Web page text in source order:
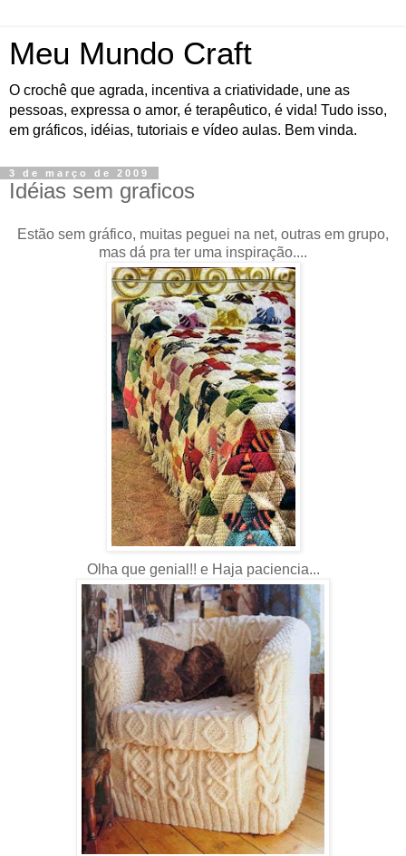
Meu Mundo Craft
O crochê que agrada, incentiva a criatividade, une as
pessoas, expressa o amor, é terapêutico, é vida! Tudo isso,
em gráficos, idéias, tutoriais e vídeo aulas. Bem vinda.
3 de março de 2009
Idéias sem graficos
Estão sem gráfico, muitas peguei na net, outras em grupo,
mas dá pra ter uma inspiração....
Olha que genial!! e Haja paciencia...